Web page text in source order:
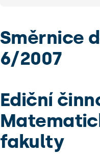
Směrnice
6/2007
Ediční
fakulty